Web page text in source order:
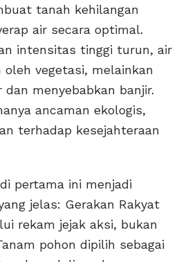
tanah kehilangan
air secara optimal.
intensitas tinggi turun, air
vegetasi, melainkan
menyebabkan banjir.
ancaman ekologis,
terhadap kesejahteraan
pertama ini menjadi
jelas: Gerakan Rakyat
rekam jejak aksi, bukan
pohon dipilih sebagai